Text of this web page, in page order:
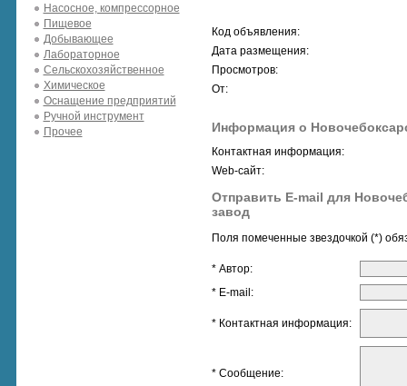
Насосное, компрессорное
Пищевое
Добывающее
Лабораторное
Сельскохозяйственное
Химическое
Оснащение предприятий
Ручной инструмент
Прочее
Код объявления:
Дата размещения:
Просмотров:
От:
Информация о
Контактная информация:
Web-сайт:
Отправить E-mail для
завод
Поля помеченные звездочкой (*)
* Автор:
* E-mail:
* Контактная информация:
* Сообщение: